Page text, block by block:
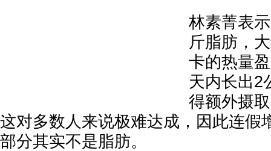
林素菁表
斤脂肪，
卡的热量
天内长出2
得额外摄
这对多数人来说极难达成，因此连假
部分其实不是脂肪。